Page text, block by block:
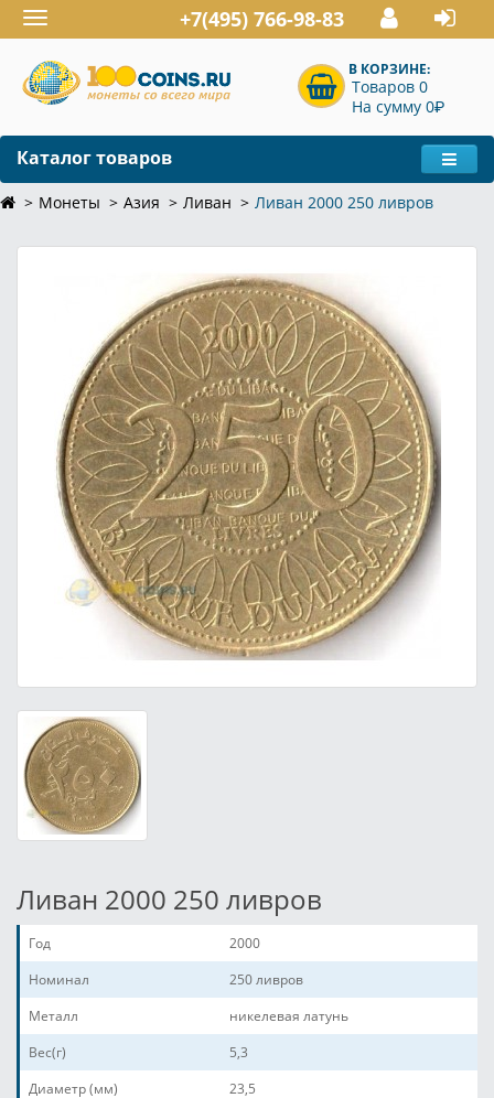
Toggle
navigation
+7(495) 766-98-83
В КОРЗИНЕ:
Товаров 0
На сумму 0P
Каталог товаров
Монеты Азия Ливан Ливан 2000 250 ливров
Ливан 2000 250 ливров
Год
2000
Номинал
250 ливров
Металл
никелевая латунь
Вес(г)
5,3
Диаметр (мм)
23,5